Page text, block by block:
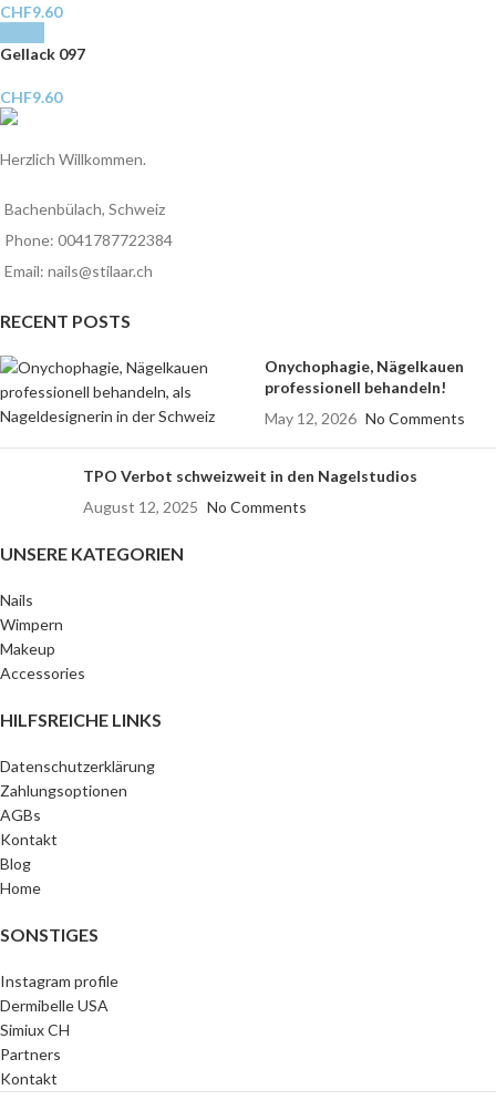
CHF9.60
Gellack 097
CHF9.60
Herzlich Willkommen.
Bachenbülach, Schweiz
Phone: 0041787722384
Email: nails@stilaar.ch
RECENT POSTS
Onychophagie, Nägelkauen
professionell behandeln!
May 12, 2026 No Comments
TPO Verbot schweizweit in den Nagelstudios
August 12, 2025 No Comments
UNSERE KATEGORIEN
Nails
Wimpern
Makeup
Accessories
HILFSREICHE LINKS
Datenschutzerklärung
Zahlungsoptionen
AGBs
Kontakt
Blog
Home
SONSTIGES
Instagram profile
Dermibelle USA
Simiux CH
Partners
Kontakt